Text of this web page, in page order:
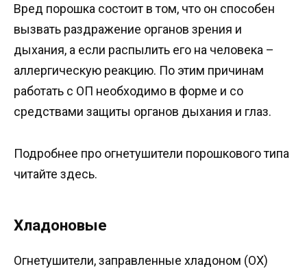
Вред порошка состоит в том, что он способен
вызвать раздражение органов зрения и
дыхания, а если распылить его на человека –
аллергическую реакцию. По этим причинам
работать с ОП необходимо в форме и со
средствами защиты органов дыхания и глаз.
Подробнее про огнетушители порошкового типа
читайте здесь.
Хладоновые
Огнетушители, заправленные хладоном (ОХ)